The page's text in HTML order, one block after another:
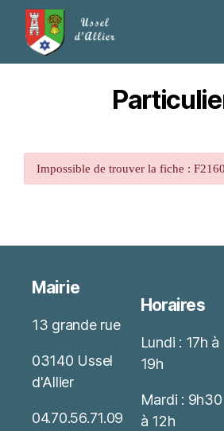
Impossible de trouver la fiche :
Mairie
13 grande rue
03140 Ussel
d'Allier
04.70.56.71.09
Horaires
Lundi : 17h à
19h
Mardi : 9h30
à 12h